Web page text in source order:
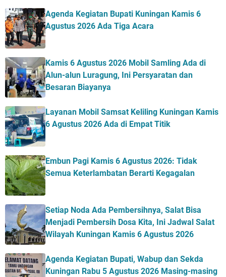
Agenda Kegiatan Bupati Kuningan Kamis 6
Agustus 2026 Ada Tiga Acara
Kamis 6 Agustus 2026 Mobil Samling Ada di
Alun-alun Luragung, Ini Persyaratan dan
Besaran Biayanya
Layanan Mobil Samsat Keliling Kuningan Kamis
6 Agustus 2026 Ada di Empat Titik
Embun Pagi Kamis 6 Agustus 2026: Tidak
Semua Keterlambatan Berarti Kegagalan
Setiap Noda Ada Pembersihnya, Salat Bisa
Menjadi Pembersih Dosa Kita, Ini Jadwal Salat
Wilayah Kuningan Kamis 6 Agustus 2026
Agenda Kegiatan Bupati, Wabup dan Sekda
Kuningan Rabu 5 Agustus 2026 Masing-masing